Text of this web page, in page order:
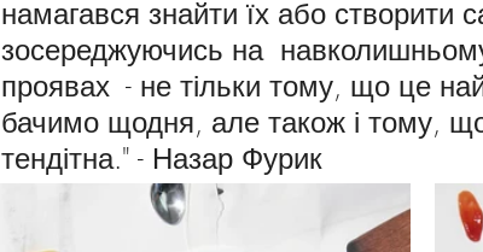
намагався знайти їх або створити
зосереджуючись на
проявах  - не тільки тому, що це
бачимо щодня, але також і тому,
тендітна." - Назар Фурик